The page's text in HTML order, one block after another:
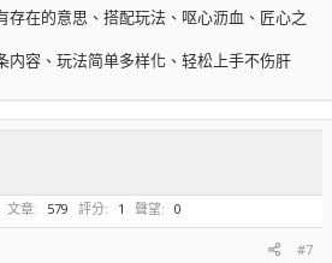
存在的意思、搭配玩法、呕心沥血、匠心之
内容、玩法简单多样化、轻松上手不伤肝
文章 579 評分 1 聲望 0
#7